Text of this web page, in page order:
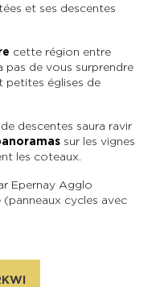
et ses descentes
cette région entre
pas de vous surprendre
petites églises de
descentes saura ravir
sur les vignes
les coteaux.
Epernay Agglo
cycles avec